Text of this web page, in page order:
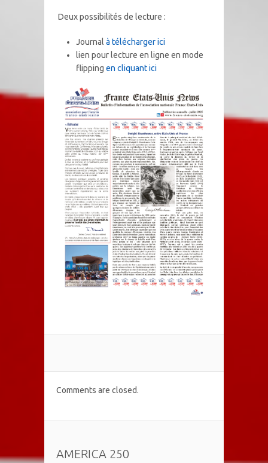
Deux possibilités de lecture :
Journal à télécharger ici
lien pour lecture en ligne en mode
flipping en cliquant ici
Comments are closed.
AMERICA 250